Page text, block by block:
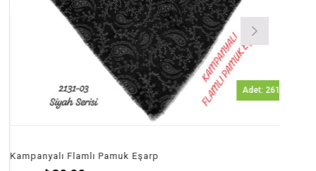
Flamlı Pamuk Eşarp
Adet: 261